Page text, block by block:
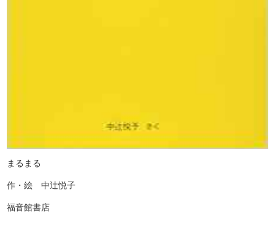
まるまる
作・絵 中辻悦子
福音館書店